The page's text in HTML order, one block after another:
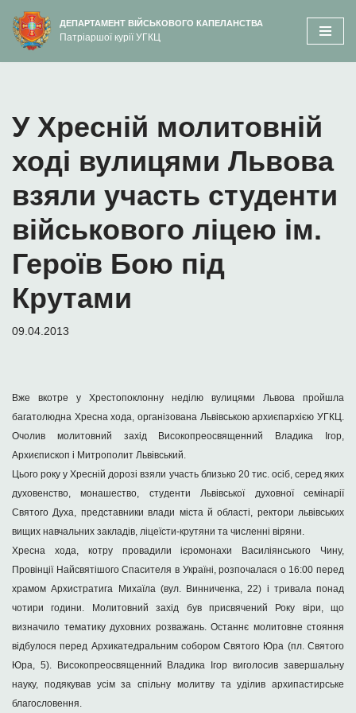
вмісту
Перейти
до
ДЕПАРТАМЕНТ ВІЙСЬКОВОГО КАПЕЛАНСТВА
Патріаршої курії УГКЦ
У Хресній молитовній
ході вулицями Львова
взяли участь студенти
військового ліцею ім.
Героїв Бою під
Крутами
09.04.2013
Вже вкотре у Хрестопоклонну неділю вулицями Львова пройшла
багатолюдна Хресна хода, організована Львівською архиєпархією УГКЦ.
Очолив молитовний захід Високопреосвященний Владика Ігор,
Архиєпископ і Митрополит Львівський.
Цього року у Хресній дорозі взяли участь близько 20 тис. осіб, серед яких
духовенство, монашество, студенти Львівської духовної семінарії
Святого Духа, представники влади міста й області, ректори львівських
вищих навчальних закладів, ліцеїсти-крутяни та численні віряни.
Хресна хода, котру провадили ієромонахи Василіянського Чину,
Провінції Найсвятішого Спасителя в Україні, розпочалася о 16:00 перед
храмом Архистратига Михаїла (вул. Винниченка, 22) і тривала понад
чотири години. Молитовний захід був присвячений Року віри, що
визначило тематику духовних розважань. Останнє молитовне стояння
відбулося перед Архикатедральним собором Святого Юра (пл. Святого
Юра, 5). Високопреосвященний Владика Ігор виголосив завершальну
науку, подякував усім за спільну молитву та уділив архипастирське
благословення.